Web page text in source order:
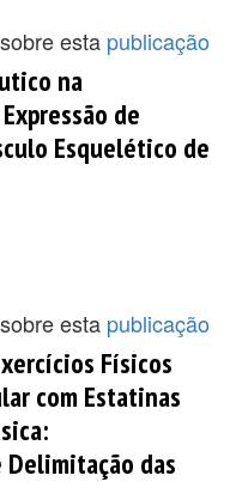
esta publicação
na
de
Esquelético de
esta publicação
Físicos
com Estatinas
Delimitação das